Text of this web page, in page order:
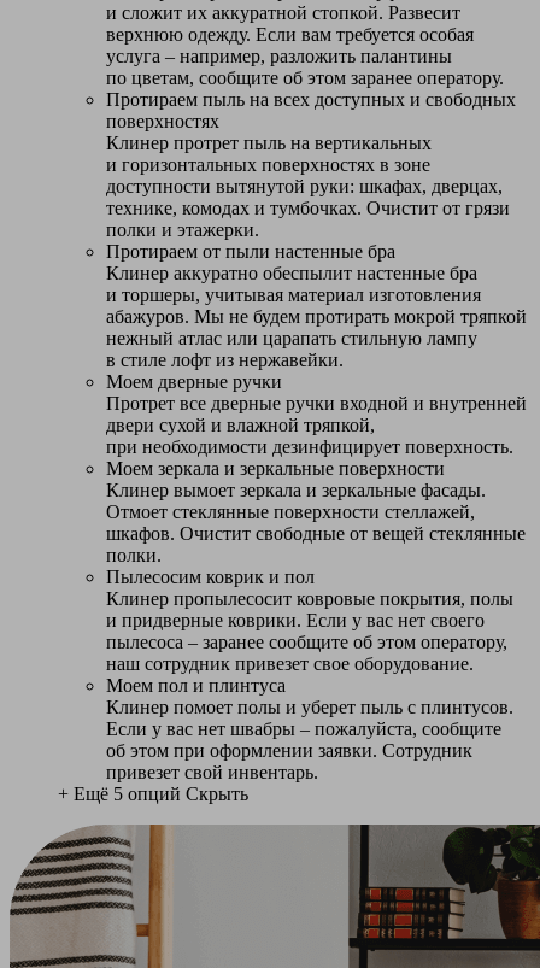
и сложит их аккуратной стопкой. Развесит
верхнюю одежду. Если вам требуется особая
услуга – например, разложить палантины
по цветам, сообщите об этом заранее оператору.
Протираем пыль на всех доступных и свободных
поверхностях
Клинер протрет пыль на вертикальных
и горизонтальных поверхностях в зоне
доступности вытянутой руки: шкафах, дверцах,
технике, комодах и тумбочках. Очистит от грязи
полки и этажерки.
Протираем от пыли настенные бра
Клинер аккуратно обеспылит настенные бра
и торшеры, учитывая материал изготовления
абажуров. Мы не будем протирать мокрой тряпкой
нежный атлас или царапать стильную лампу
в стиле лофт из нержавейки.
Моем дверные ручки
Протрет все дверные ручки входной и внутренней
двери сухой и влажной тряпкой,
при необходимости дезинфицирует поверхность.
Моем зеркала и зеркальные поверхности
Клинер вымоет зеркала и зеркальные фасады.
Отмоет стеклянные поверхности стеллажей,
шкафов. Очистит свободные от вещей стеклянные
полки.
Пылесосим коврик и пол
Клинер пропылесосит ковровые покрытия, полы
и придверные коврики. Если у вас нет своего
пылесоса – заранее сообщите об этом оператору,
наш сотрудник привезет свое оборудование.
Моем пол и плинтуса
Клинер помоет полы и уберет пыль с плинтусов.
Если у вас нет швабры – пожалуйста, сообщите
об этом при оформлении заявки. Сотрудник
привезет свой инвентарь.
+ Ещё 5 опций Скрыть